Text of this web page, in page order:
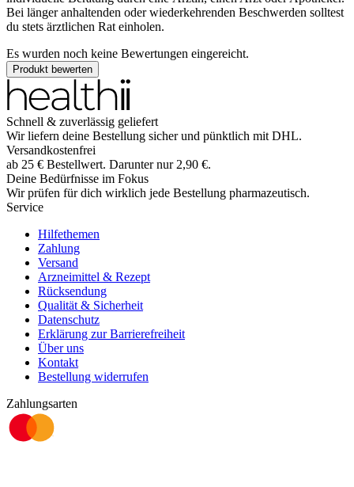
Bei länger anhaltenden oder wiederkehrenden Beschwerden solltest
du stets ärztlichen Rat einholen.
Es wurden noch keine Bewertungen eingereicht.
Produkt bewerten
Schnell & zuverlässig geliefert
Wir liefern deine Bestellung sicher und pünktlich mit DHL.
Versandkostenfrei
ab 25 € Bestellwert. Darunter nur 2,90 €.
Deine Bedürfnisse im Fokus
Wir prüfen für dich wirklich jede Bestellung pharmazeutisch.
Service
Hilfethemen
Zahlung
Versand
Arzneimittel & Rezept
Rücksendung
Qualität & Sicherheit
Datenschutz
Erklärung zur Barrierefreiheit
Über uns
Kontakt
Bestellung widerrufen
Zahlungsarten